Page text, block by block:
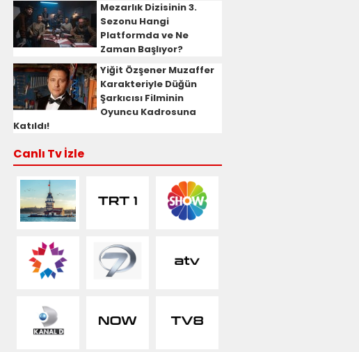
Mezarlık Dizisinin 3.
Sezonu Hangi
Platformda ve Ne
Zaman Başlıyor?
Yiğit Özşener Muzaffer
Karakteriyle Düğün
Şarkıcısı Filminin
Oyuncu Kadrosuna
Katıldı!
Canlı Tv İzle